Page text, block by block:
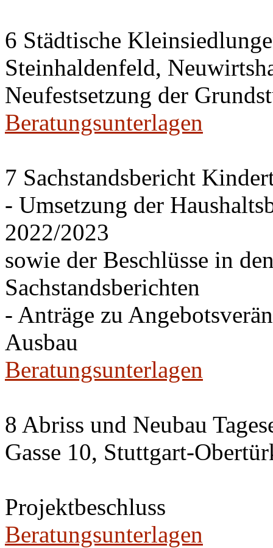
6 Städtische
Steinhaldenfeld,
Neufestsetzung der
Beratungsunterlagen
7 Sachstandsbericht
- Umsetzung der
2022/2023
sowie der Beschlüsse in
Sachstandsberichten
- Anträge zu
Ausbau
Beratungsunterlagen
8 Abriss und Neubau
Gasse 10, Stuttgart-
Projektbeschluss
Beratungsunterlagen